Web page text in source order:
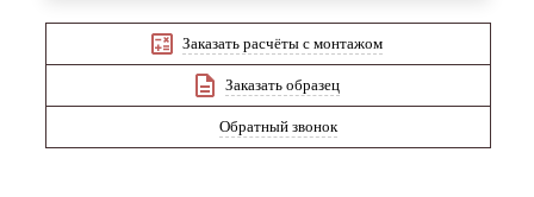
Заказать расчёты с монтажом
Заказать образец
Обратный звонок